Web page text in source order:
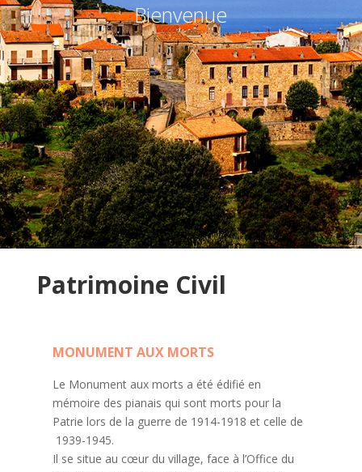
Bienvenue
Patrimoine Civil
MONUMENT AUX MORTS
Le Monument aux morts a été édifié en
mémoire des pianais qui sont morts pour la
Patrie lors de la guerre de 1914-1918 et celle de
1939-1945.
Il se situe au cœur du village, face à l’Office du